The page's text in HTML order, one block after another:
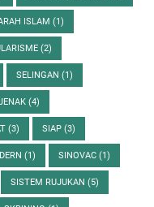
ISLAM (1)
(2)
SELINGAN (1)
(4)
(3) SIAP (3)
(1) SINOVAC (1)
SISTEM RUJUKAN (5)